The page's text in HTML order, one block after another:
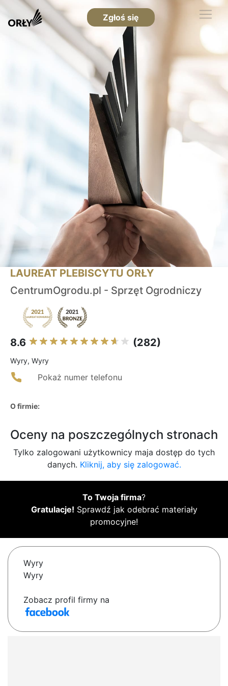
Zgłoś się
LAUREAT PLEBISCYTU ORŁY
CentrumOgrodu.pl - Sprzęt Ogrodniczy
8.6 (282)
Wyry, Wyry
Pokaż numer telefonu
O firmie:
Oceny na poszczególnych stronach
Tylko zalogowani użytkownicy maja dostęp do tych
danych. Kliknij, aby się zalogować.
To Twoja firma?
Gratulacje! Sprawdź jak odebrać materiały
promocyjne!
Wyry
Wyry
Zobacz profil firmy na